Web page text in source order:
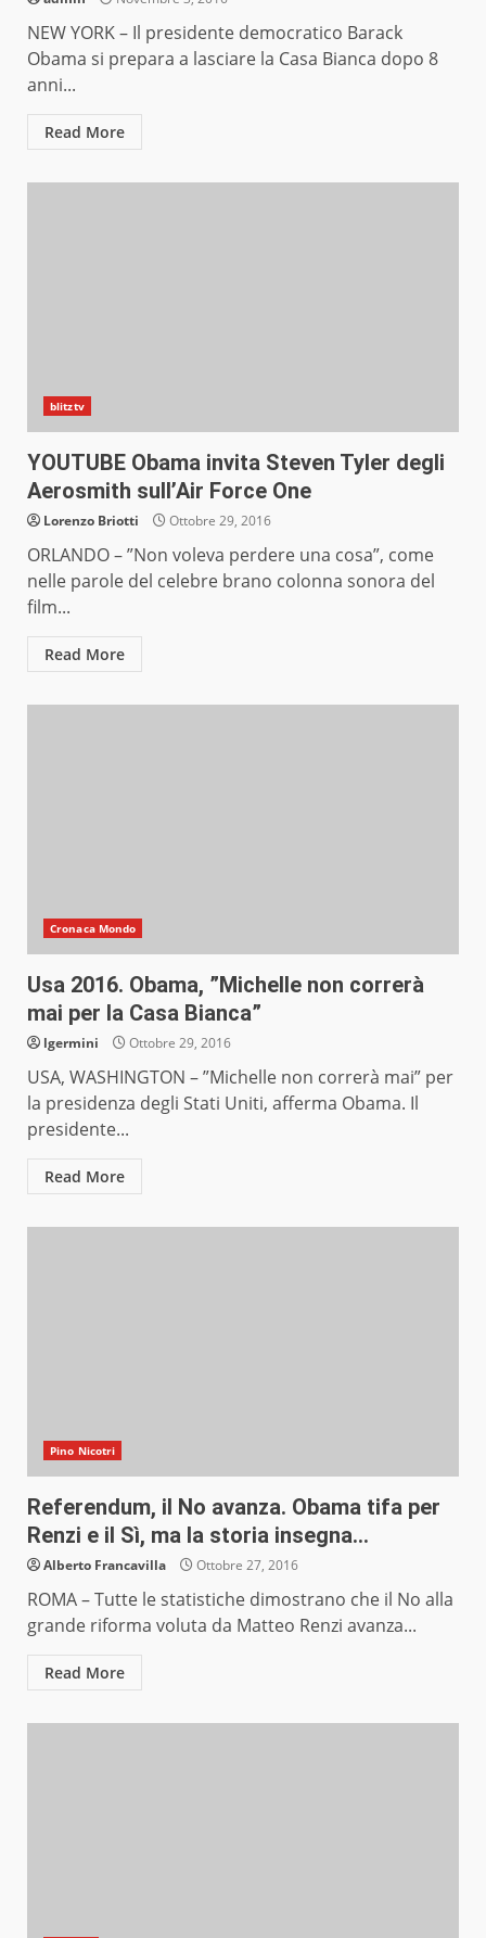
NEW YORK – Il presidente democratico Barack
Obama si prepara a lasciare la Casa Bianca dopo 8
anni...
Read More
blitztv
YOUTUBE Obama invita Steven Tyler degli
Aerosmith sull’Air Force One
Lorenzo Briotti Ottobre 29, 2016
ORLANDO – ”Non voleva perdere una cosa”, come
nelle parole del celebre brano colonna sonora del
film...
Read More
Cronaca Mondo
Usa 2016. Obama, ”Michelle non correrà
mai per la Casa Bianca”
lgermini Ottobre 29, 2016
USA, WASHINGTON – ”Michelle non correrà mai” per
la presidenza degli Stati Uniti, afferma Obama. Il
presidente...
Read More
Pino Nicotri
Referendum, il No avanza. Obama tifa per
Renzi e il Sì, ma la storia insegna…
Alberto Francavilla Ottobre 27, 2016
ROMA – Tutte le statistiche dimostrano che il No alla
grande riforma voluta da Matteo Renzi avanza...
Read More